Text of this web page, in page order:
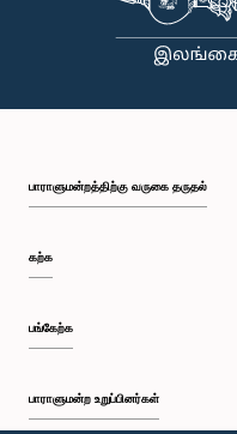
பாராளுமன்றத்திற்கு வருகை தருதல்
கற்க
பங்கேற்க
பாராளுமன்ற உறுப்பினர்கள்